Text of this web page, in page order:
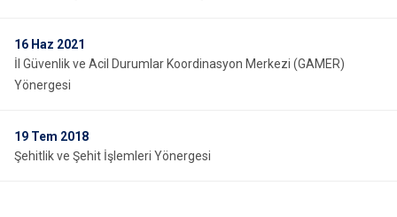
16 Haz 2021
İl Güvenlik ve Acil Durumlar Koordinasyon Merkezi (GAMER)
Yönergesi
19 Tem 2018
Şehitlik ve Şehit İşlemleri Yönergesi